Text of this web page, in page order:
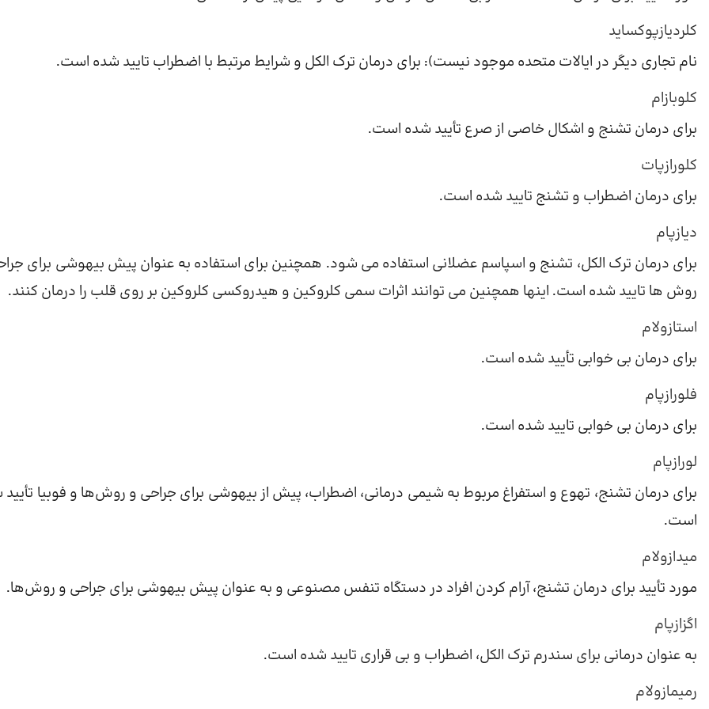
کلردیازپوکساید
نام تجاری دیگر در ایالات متحده موجود نیست): برای درمان ترک الکل و شرایط مرتبط با اضطراب تایید شده است.
کلوبازام
برای درمان تشنج و اشکال خاصی از صرع تأیید شده است.
کلورازپات
برای درمان اضطراب و تشنج تایید شده است.
دیازپام
برای درمان ترک الکل، تشنج و اسپاسم عضلانی استفاده می شود. همچنین برای استفاده به عنوان پیش بیهوشی برای
روش ها تایید شده است. اینها همچنین می توانند اثرات سمی کلروکین و هیدروکسی کلروکین بر روی قلب را درمان کنند.
استازولام
برای درمان بی خوابی تأیید شده است.
فلورازپام
برای درمان بی خوابی تایید شده است.
لورازپام
برای درمان تشنج، تهوع و استفراغ مربوط به شیمی درمانی، اضطراب، پیش از بیهوشی برای جراحی و روش‌ها و فوبیا
است.
میدازولام
مورد تأیید برای درمان تشنج، آرام کردن افراد در دستگاه تنفس مصنوعی و به عنوان پیش بیهوشی برای جراحی و روش‌ها.
اگزازپام
به عنوان درمانی برای سندرم ترک الکل، اضطراب و بی قراری تایید شده است.
رمیمازولام